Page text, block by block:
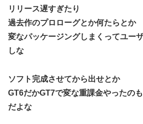
リリース遅すぎたり
過去作のプロローグとか何たらとか
変なパッケージングしまくってユー
しな
ソフト完成させてから出せとか
GT6だかGT7で変な重課金やったの
だよな